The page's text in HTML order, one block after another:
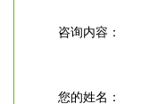
咨询内容：
您的姓名：